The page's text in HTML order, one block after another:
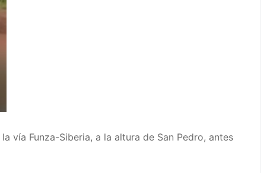
vía Funza-Siberia, a la altura de San Pedro, antes